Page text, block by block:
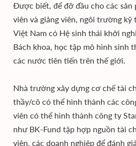
Được biết, để đỡ đầu cho các sản
viên và giảng viên, ngôi trường kỹ
Việt Nam có Hệ sinh thái khởi
Bách khoa, học tập mô hình sinh
các nước tiên tiến trên thế giới.
Nhà trường xây dựng cơ chế tài
thầy/cô có thể hình thành các
viên có thể hình thành công ty
như BK-Fund tập hợp nguồn tài
viên, các doanh nghiệp để đánh